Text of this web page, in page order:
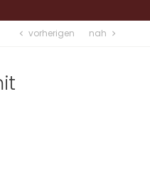
chevron_left vorherigen nah chevron_right